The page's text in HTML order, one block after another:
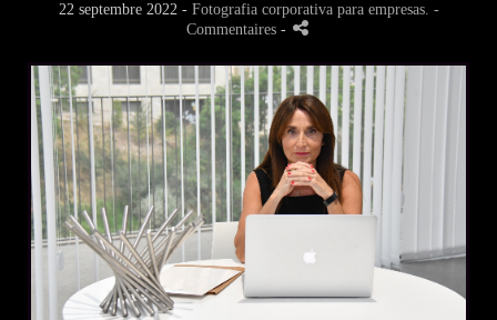
22 septembre 2022 - Fotografia corporativa para empresas. -
Commentaires -